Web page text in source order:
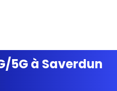
5G à Saverdun